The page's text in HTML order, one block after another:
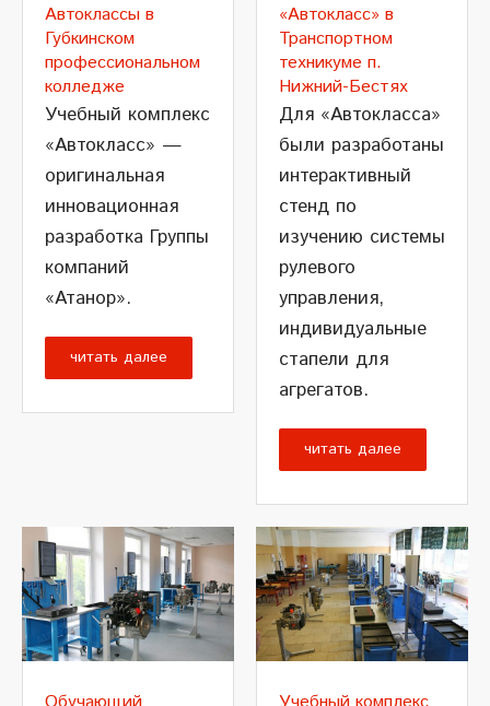
Автоклассы в
Губкинском
профессиональном
колледже
Учебный комплекс
«Автокласс» —
оригинальная
инновационная
разработка Группы
компаний
«Атанор».
читать далее
«Автокласс» в
Транспортном
техникуме п.
Нижний-Бестях
Для «Автокласса»
были разработаны
интерактивный
стенд по
изучению системы
рулевого
управления,
индивидуальные
стапели для
агрегатов.
читать далее